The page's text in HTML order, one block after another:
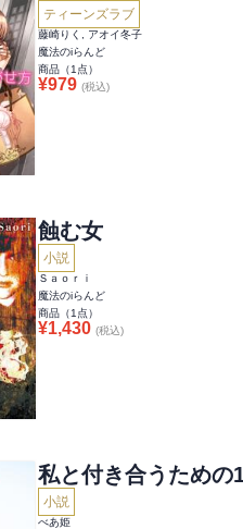
ティーンズラブ
藤崎りく, アオイ冬子
魔法のiらんど
商品（1 点）
¥979 (税込)
蝕む女
小説
Ｓａｏｒｉ
魔法のiらんど
商品（1 点）
¥1,430 (税込)
私と付き合うための
小説
べあ姫